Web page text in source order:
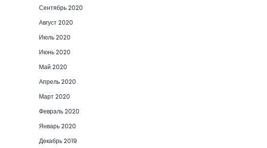
Сентябрь 2020
Август 2020
Июль 2020
Июнь 2020
Май 2020
Апрель 2020
Март 2020
Февраль 2020
Январь 2020
Декабрь 2019